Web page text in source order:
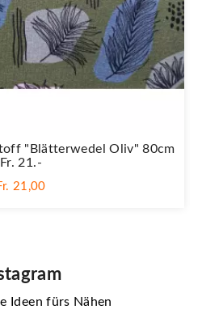
"Blätterwedel Oliv" 80cm
Fr. 21.-
21,00
Ideen fürs Nähen